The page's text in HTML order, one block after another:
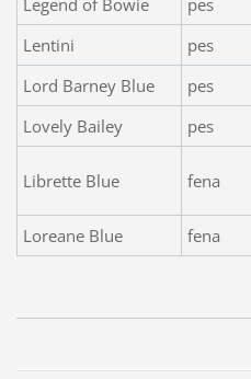
Legend of Bowie
pes
Lentini
pes
Lord Barney Blue
pes
Lovely Bailey
pes
Librette Blue fena
Loreane Blue
fena